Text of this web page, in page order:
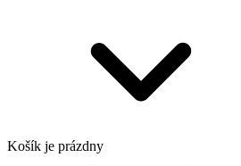
Košík je prázdny